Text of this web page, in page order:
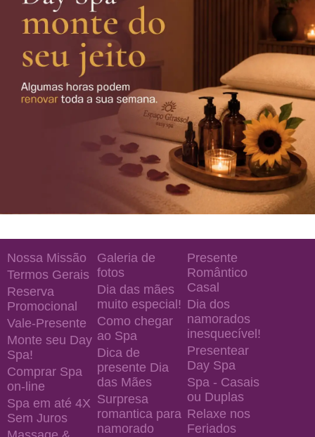
Nossa Missão
Termos Gerais
Reserva
Promocional
Vale-Presente
Monte seu Day
Spa!
Comprar Spa
on-line
Spa em até 4X
Sem Juros
Galeria de
fotos
Dia das mães
muito especial!
Como chegar
ao Spa
Dica de
presente Dia
das Mães
Surpresa
romantica para
namorado
Presente
Romântico
Casal
Dia dos
namorados
inesquecível!
Presentear
Day Spa
Spa - Casais
ou Duplas
Relaxe nos
Feriados